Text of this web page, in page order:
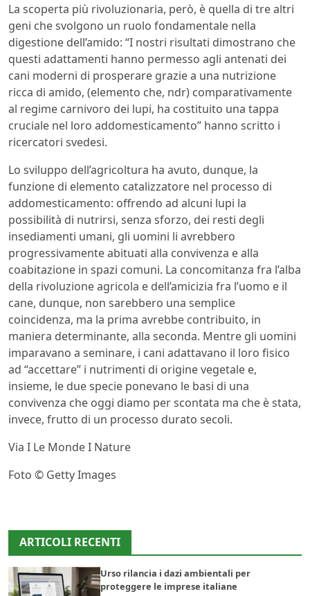
La scoperta più rivoluzionaria, però, è quella di tre altri
geni che svolgono un ruolo fondamentale nella
digestione dell’amido: “I nostri risultati dimostrano che
questi adattamenti hanno permesso agli antenati dei
cani moderni di prosperare grazie a una nutrizione
ricca di amido, (elemento che, ndr) comparativamente
al regime carnivoro dei lupi, ha costituito una tappa
cruciale nel loro addomesticamento” hanno scritto i
ricercatori svedesi.
Lo sviluppo dell’agricoltura ha avuto, dunque, la
funzione di elemento catalizzatore nel processo di
addomesticamento: offrendo ad alcuni lupi la
possibilità di nutrirsi, senza sforzo, dei resti degli
insediamenti umani, gli uomini li avrebbero
progressivamente abituati alla convivenza e alla
coabitazione in spazi comuni. La concomitanza fra l’alba
della rivoluzione agricola e dell’amicizia fra l’uomo e il
cane, dunque, non sarebbero una semplice
coincidenza, ma la prima avrebbe contribuito, in
maniera determinante, alla seconda. Mentre gli uomini
imparavano a seminare, i cani adattavano il loro fisico
ad “accettare” i nutrimenti di origine vegetale e,
insieme, le due specie ponevano le basi di una
convivenza che oggi diamo per scontata ma che è stata,
invece, frutto di un processo durato secoli.
Via I Le Monde I Nature
Foto © Getty Images
ARTICOLI RECENTI
Urso rilancia i dazi ambientali per
proteggere le imprese italiane